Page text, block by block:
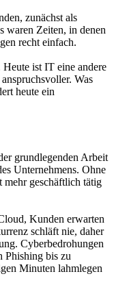
zunächst als
waren Zeiten, in denen
recht einfach.
ist IT eine andere
Was
heute ein
grundlegenden Arbeit
Unternehmens. Ohne
geschäftlich tätig
Kunden erwarten
schläft nie, daher
Cyberbedrohungen
Phishing bis zu
Minuten lahmlegen